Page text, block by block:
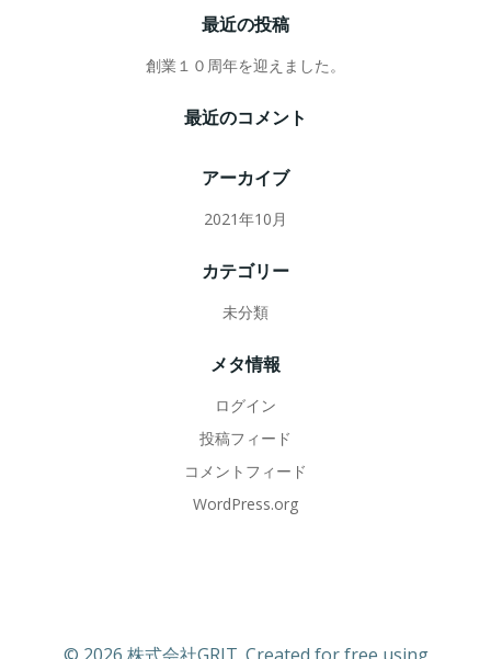
最近の投稿
創業１０周年を迎えました。
最近のコメント
アーカイブ
2021年10月
カテゴリー
未分類
メタ情報
ログイン
投稿フィード
コメントフィード
WordPress.org